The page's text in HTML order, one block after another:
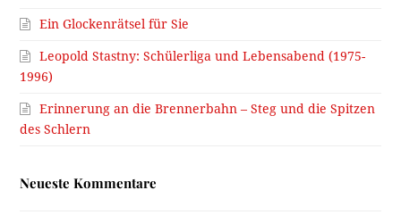
Ein Glockenrätsel für Sie
Leopold Stastny: Schülerliga und Lebensabend (1975-
1996)
Erinnerung an die Brennerbahn – Steg und die Spitzen
des Schlern
Neueste Kommentare